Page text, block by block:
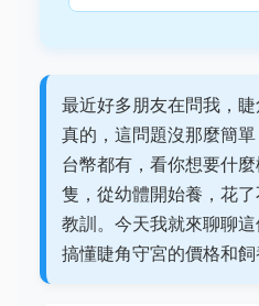
最近好多朋友在問我，
真的，這問題沒那麼簡
台幣都有，看你想要什
隻，從幼體開始養，花
教訓。今天我就來聊聊
搞懂睫角守宮的價格和飼